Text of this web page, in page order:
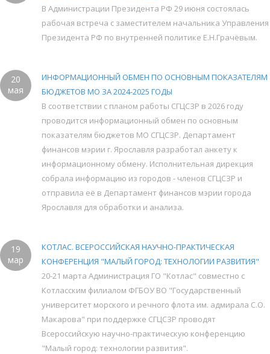
В Администрации Президента РФ 29 июня состоялась
рабочая встреча с заместителем начальника Управления
Президента РФ по внутренней политике Е.Н.Грачёвым.
20
мая
ИНФОРМАЦИОННЫЙ ОБМЕН ПО ОСНОВНЫМ ПОКАЗАТЕЛЯМ
БЮДЖЕТОВ МО ЗА 2024-2025 ГОДЫ
В соответствии с планом работы СГЦСЗР в 2026 году
проводится информационный обмен по основным
показателям бюджетов МО СГЦСЗР. Департамент
финансов мэрии г. Ярославля разработал анкету к
информационному обмену. Исполнительная дирекция
собрала информацию из городов - членов СГЦСЗР и
отправила её в Департамент финансов мэрии города
Ярославля для обработки и анализа.
19
мар
КОТЛАС. ВСЕРОССИЙСКАЯ НАУЧНО-ПРАКТИЧЕСКАЯ
КОНФЕРЕНЦИЯ "МАЛЫЙ ГОРОД: ТЕХНОЛОГИИ РАЗВИТИЯ"
20-21 марта Администрация ГО "Котлас" совместно с
Котласским филиалом ФГБОУ ВО "Государственный
университет морского и речного флота им. адмирала С.О.
Макарова" при поддержке СГЦСЗР проводят
Всероссийскую научно-практическую конференцию
"Малый город: технологии развития".